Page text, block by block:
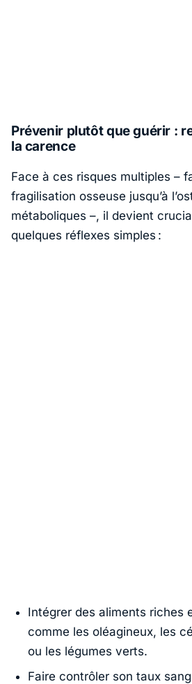
Prévenir plutôt que guérir :
la carence
Face à ces risques multiples –
fragilisation osseuse jusqu’à
métaboliques –, il devient
quelques réflexes simples :
Intégrer des aliments riches
comme les oléagineux, les
ou les légumes verts.
Faire contrôler son taux